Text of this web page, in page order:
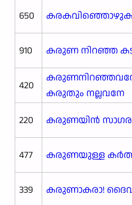
650
910
കരുണ നിറഞ്ഞ
420
കരുതും നല്ലവനേ
220
കരുണയിൻ
477
കരുണയുള്ള
339
കരുണാകരാ!